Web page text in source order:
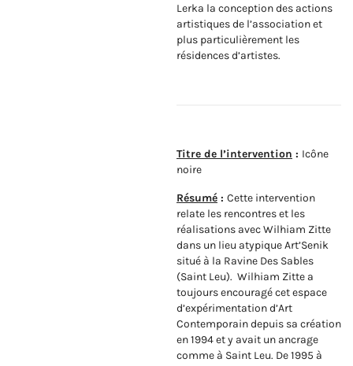
Lerka la conception des actions
artistiques de l’association et
plus particulièrement les
résidences d’artistes.
Titre de l’intervention : Icône
noire
Résumé : Cette intervention
relate les rencontres et les
réalisations avec Wilhiam Zitte
dans un lieu atypique Art’Senik
situé à la Ravine Des Sables
(Saint Leu). Wilhiam Zitte a
toujours encouragé cet espace
d’expérimentation d’Art
Contemporain depuis sa création
en 1994 et y avait un ancrage
comme à Saint Leu. De 1995 à